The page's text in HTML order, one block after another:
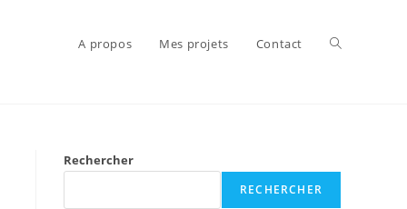
A propos Mes projets Contact
Rechercher
RECHERCHER